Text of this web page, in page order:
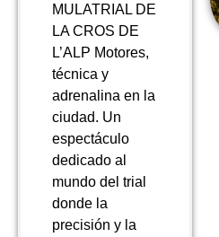
MULATRIAL DE
LA CROS DE
L’ALP Motores,
técnica y
adrenalina en la
ciudad. Un
espectáculo
dedicado al
mundo del trial
donde la
precisión y la